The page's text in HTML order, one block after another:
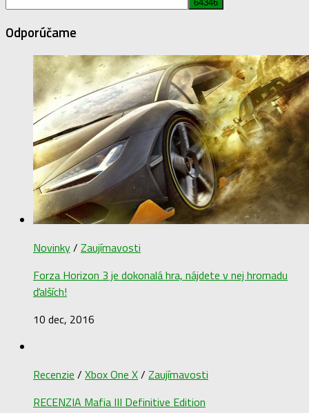
Odporúčame
Novinky/ Zaujímavosti
Forza Horizon 3 je dokonalá hra, nájdete v nej hromadu
ďalších!
10 dec, 2016
Recenzie / Xbox One X/ Zaujímavosti
RECENZIA Mafia III Definitive Edition